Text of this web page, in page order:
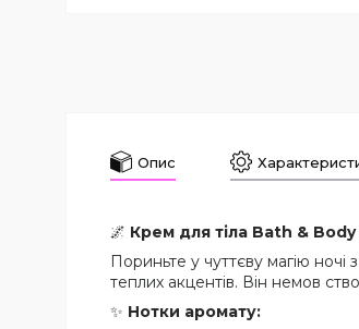
Опис
🌌 Крем для тіла Bath &
Пориньте у чуттєву магію ночі
теплих акцентів. Він немов
✨ Нотки аромату: